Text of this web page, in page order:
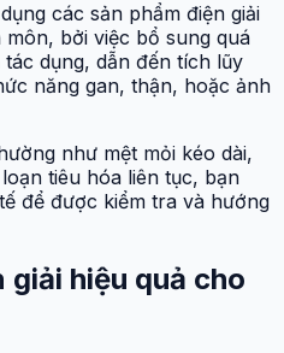
các sản phẩm điện giải
bởi việc bổ sung quá
dụng, dẫn đến tích lũy
năng gan, thận, hoặc ảnh
như mệt mỏi kéo dài,
tiêu hóa liên tục, bạn
để được kiểm tra và hướng
giải hiệu quả cho